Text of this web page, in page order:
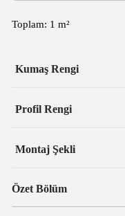
Toplam: 1 m²
Kumaş Rengi
Profil Rengi
Montaj Şekli
Özet Bölüm